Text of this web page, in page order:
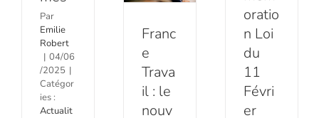
Par
Emilie
Robert
| 04/06
/2025 |
Catégor
ies :
Actualit
oratio
n Loi
du
11
Févri
er
Actualités
Franc
e
Trava
il : le
nouv